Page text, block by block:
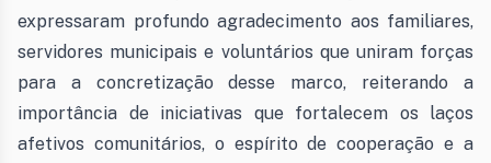
expressaram profundo agradecimento aos familiares,
servidores municipais e voluntários que uniram forças
para a concretização desse marco, reiterando a
importância de iniciativas que fortalecem os laços
afetivos comunitários, o espírito de cooperação e a